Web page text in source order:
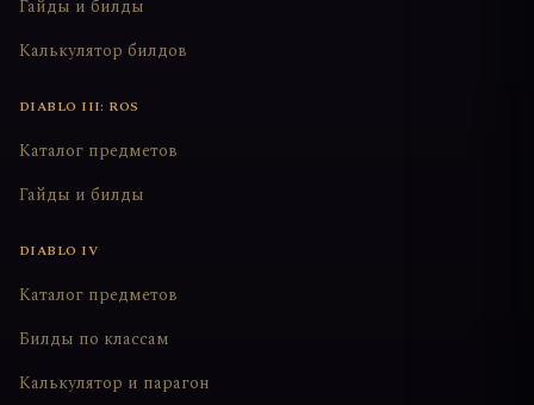
Гайды и билды
Калькулятор билдов
DIABLO III: ROS
Каталог предметов
Гайды и билды
DIABLO IV
Каталог предметов
Билды по классам
Калькулятор и парагон